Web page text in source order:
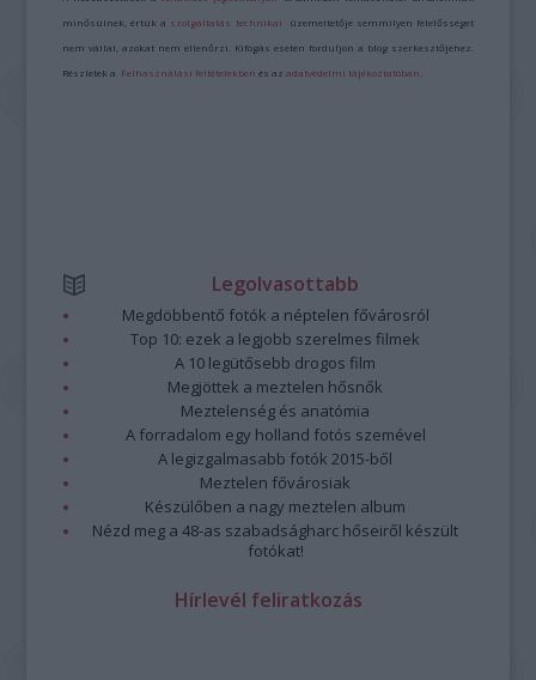
minősülnek, értük a szolgáltatás technikai üzemeltetője semmilyen felelősséget
nem vállal, azokat nem ellenőrzi. Kifogás esetén forduljon a blog szerkesztőjéhez.
Részletek a Felhasználási feltételekben és azadatvédelmi tájékoztatóban
Legolvasottabb
Megdöbbentő fotók a néptelen fővárosról
Top 10: ezek a legjobb szerelmes filmek
A 10 legütősebb drogos film
Megjöttek a meztelen hősnők
Meztelenség és anatómia
A forradalom egy holland fotós szemével
A legizgalmasabb fotók 2015-ből
Meztelen fővárosiak
Készülőben a nagy meztelen album
Nézd meg a 48-as szabadságharc hőseiről készült
fotókat!
Hírlevél feliratkozás